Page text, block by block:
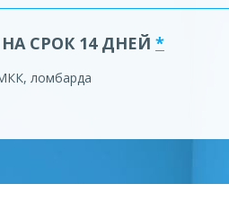
НА СРОК 14 ДНЕЙ *
ломбарда